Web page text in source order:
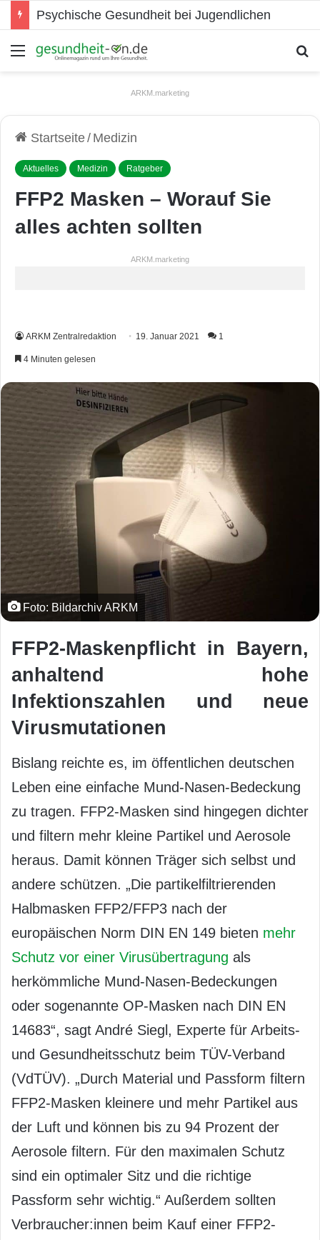
Psychische Gesundheit bei Jugendlichen
Menü
ARKM.marketing
Startseite/ Medizin
Aktuelles Medizin Ratgeber
FFP2 Masken – Worauf Sie
alles achten sollten
ARKM.marketing
ARKM Zentralredaktion 19. Januar 2021 1
4 Minuten gelesen
Foto: Bildarchiv ARKM
FFP2-Maskenpflicht in Bayern,
anhaltend hohe
Infektionszahlen und neue
Virusmutationen
Bislang reichte es, im öffentlichen deutschen
Leben eine einfache Mund-Nasen-Bedeckung
zu tragen. FFP2-Masken sind hingegen dichter
und filtern mehr kleine Partikel und Aerosole
heraus. Damit können Träger sich selbst und
andere schützen. „Die partikelfiltrierenden
Halbmasken FFP2/FFP3 nach der
europäischen Norm DIN EN 149 bieten mehr
Schutz vor einer Virusübertragung als
herkömmliche Mund-Nasen-Bedeckungen
oder sogenannte OP-Masken nach DIN EN
14683“, sagt André Siegl, Experte für Arbeits-
und Gesundheitsschutz beim TÜV-Verband
(VdTÜV). „Durch Material und Passform filtern
FFP2-Masken kleinere und mehr Partikel aus
der Luft und können bis zu 94 Prozent der
Aerosole filtern. Für den maximalen Schutz
sind ein optimaler Sitz und die richtige
Passform sehr wichtig.“ Außerdem sollten
Verbraucher:innen beim Kauf einer FFP2-